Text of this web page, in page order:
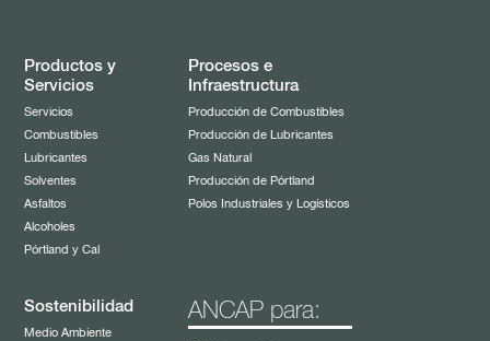
Productos y
Servicios
Servicios
Combustibles
Lubricantes
Solventes
Asfaltos
Alcoholes
Pórtland y Cal
Procesos e
Infraestructura
Producción de Combustibles
Producción de Lubricantes
Gas Natural
Producción de Pórtland
Polos Industriales y Logísticos
Sostenibilidad
Medio Ambiente
ANCAP para: